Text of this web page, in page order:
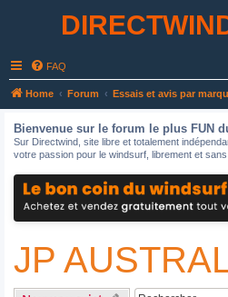
FAQ
Home Forum Essais et avis par
Bienvenue sur le forum le plus FUN
Sur Directwind, site libre et totalement
votre passion pour le windsurf, librement et sans
JP